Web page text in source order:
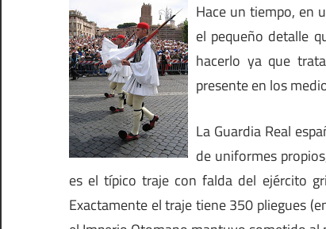
Hace un tiempo, en
el pequeño detalle
hacerlo ya que
presente en los
La Guardia Real
de uniformes
es el típico traje con falda del ejército
Exactamente el traje tiene 350 pliegues